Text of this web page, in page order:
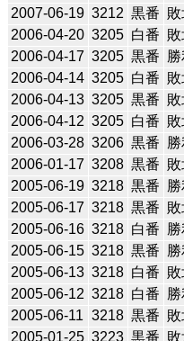
2007-06-19 3212 黒番
2006-04-20 3205 白番
2006-04-17 3205 黒番 勝
2006-04-14 3205 白番
2006-04-13 3205 黒番
2006-04-12 3205 白番
2006-03-28 3206 黒番 勝
2006-01-17 3208 黒番
2005-06-19 3218 黒番 勝
2005-06-17 3218 黒番
2005-06-16 3218 白番 勝
2005-06-15 3218 黒番 勝
2005-06-13 3218 白番
2005-06-12 3218 白番 勝
2005-06-11 3218 黒番
2005-01-25 3223 黒番